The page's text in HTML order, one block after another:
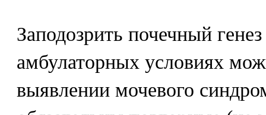
Заподозрить почечный
амбулаторных условиях
выявлении мочевого